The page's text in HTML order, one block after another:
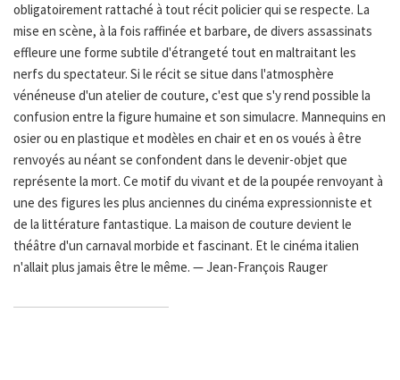
obligatoirement rattaché à tout récit policier qui se respecte. La
mise en scène, à la fois raffinée et barbare, de divers assassinats
effleure une forme subtile d'étrangeté tout en maltraitant les
nerfs du spectateur. Si le récit se situe dans l'atmosphère
vénéneuse d'un atelier de couture, c'est que s'y rend possible la
confusion entre la figure humaine et son simulacre. Mannequins en
osier ou en plastique et modèles en chair et en os voués à être
renvoyés au néant se confondent dans le devenir-objet que
représente la mort. Ce motif du vivant et de la poupée renvoyant à
une des figures les plus anciennes du cinéma expressionniste et
de la littérature fantastique. La maison de couture devient le
théâtre d'un carnaval morbide et fascinant. Et le cinéma italien
n'allait plus jamais être le même. — Jean-François Rauger